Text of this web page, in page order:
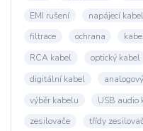
EMI rušení
napájecí kabel
filtrace
ochrana
RCA kabel
optický kabel
digitální kabel
výběr kabelu
USB audio
zesilovače
třídy